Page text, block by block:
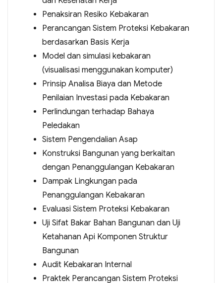
Penaksiran Resiko Kebakaran
Perancangan Sistem Proteksi Kebakaran
berdasarkan Basis Kerja
Model dan simulasi kebakaran
(visualisasi menggunakan komputer)
Prinsip Analisa Biaya dan Metode
Penilaian Investasi pada Kebakaran
Perlindungan terhadap Bahaya
Peledakan
Sistem Pengendalian Asap
Konstruksi Bangunan yang berkaitan
dengan Penanggulangan Kebakaran
Dampak Lingkungan pada
Penanggulangan Kebakaran
Evaluasi Sistem Proteksi Kebakaran
Uji Sifat Bakar Bahan Bangunan dan Uji
Ketahanan Api Komponen Struktur
Bangunan
Audit Kebakaran Internal
Praktek Perancangan Sistem Proteksi